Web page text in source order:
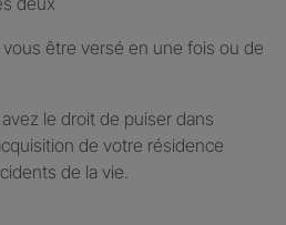
être versé en une fois ou de
le droit de puiser dans
de votre résidence
de la vie.